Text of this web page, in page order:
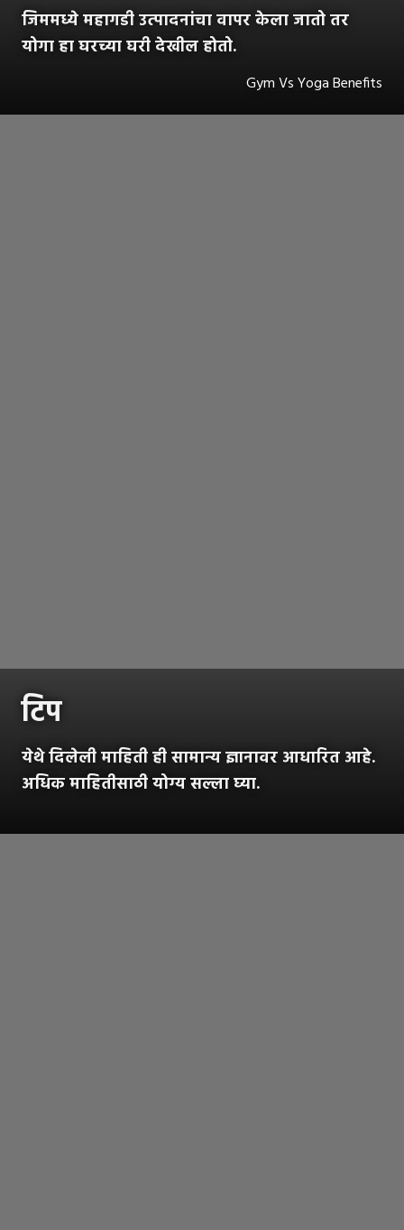
जिममध्ये महागडी उत्पादनांचा वापर केला जातो तर
योगा हा घरच्या घरी देखील होतो.
Gym Vs Yoga Benefits
टिप
येथे दिलेली माहिती ही सामान्य ज्ञानावर आधारित आहे.
अधिक माहितीसाठी योग्य सल्ला घ्या.